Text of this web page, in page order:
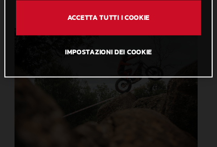
ACCETTA TUTTI I COOKIE
IMPOSTAZIONI DEI COOKIE